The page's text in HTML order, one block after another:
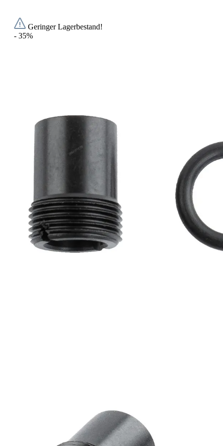
Geringer Lagerbestand!
- 35%